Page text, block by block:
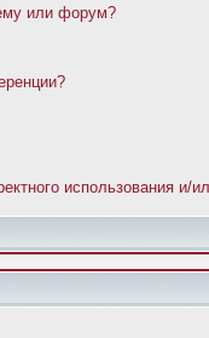
или форум?
использования